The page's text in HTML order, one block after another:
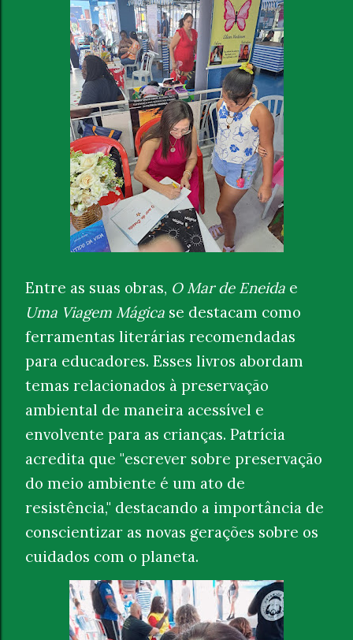
Entre as suas obras, O Mar de Eneida e
Uma Viagem Mágica se destacam como
ferramentas literárias recomendadas
para educadores. Esses livros abordam
temas relacionados à preservação
ambiental de maneira acessível e
envolvente para as crianças. Patrícia
acredita que "escrever sobre preservação
do meio ambiente é um ato de
resistência," destacando a importância de
conscientizar as novas gerações sobre os
cuidados com o planeta.